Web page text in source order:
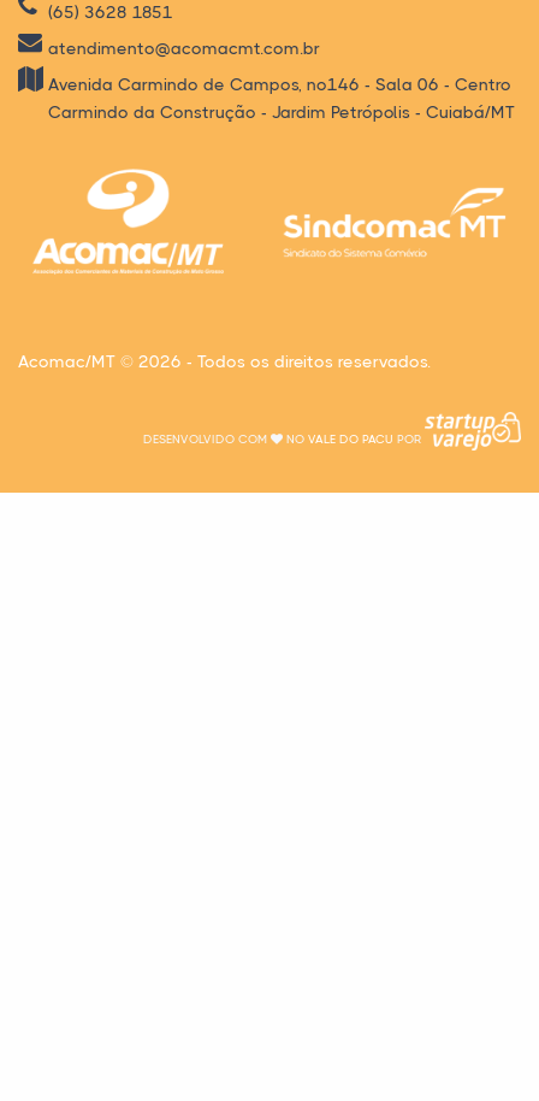
(65) 3628 1851
atendimento@acomacmt.com.br
Avenida Carmindo de Campos, nº146 - Sala 06 - Centro
Carmindo da Construção - Jardim Petrópolis - Cuiabá/MT
Acomac/MT © 2026 - Todos os direitos reservados.
DESENVOLVIDO COM NO VALE DO PACU POR